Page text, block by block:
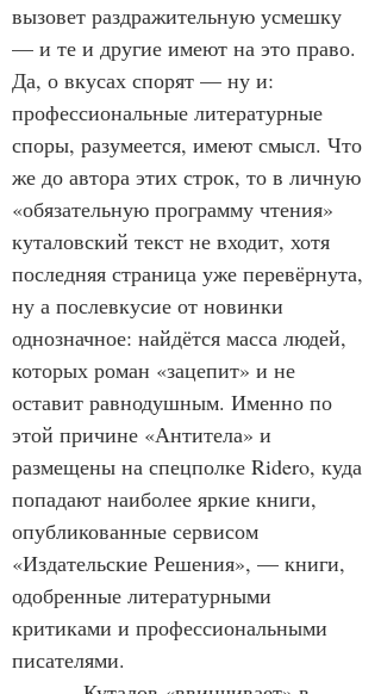
вызовет раздражительную усмешку
— и те и другие имеют на это право.
Да, о вкусах спорят — ну и:
профессиональные литературные
споры, разумеется, имеют смысл. Что
же до автора этих строк, то в личную
«обязательную программу чтения»
куталовский текст не входит, хотя
последняя страница уже перевёрнута,
ну а послевкусие от новинки
однозначное: найдётся масса людей,
которых роман «зацепит» и не
оставит равнодушным. Именно по
этой причине «Антитела» и
размещены на спецполке Ridero, куда
попадают наиболее яркие книги,
опубликованные сервисом
«Издательские Решения», — книги,
одобренные литературными
критиками и профессиональными
писателями.